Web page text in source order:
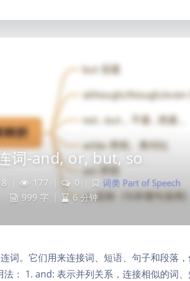
词-and, or, but, so
177 0
词类 Part of Speech
999 字
6 分钟
词。它们用来连接词、短语、句子和段落
： 1. and: 表示并列关系，连接相似的词、